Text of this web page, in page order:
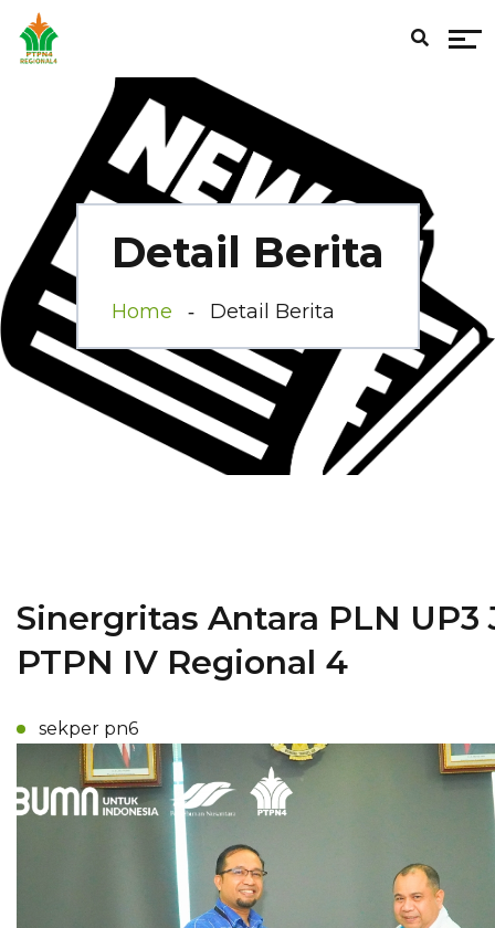
Detail Berita
Home Detail Berita
Sinergritas Antara PLN UP3
PTPN IV Regional 4
sekper pn6